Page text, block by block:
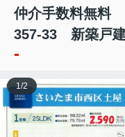
仲介手数料無料
357-33 新築戸
-
1/2